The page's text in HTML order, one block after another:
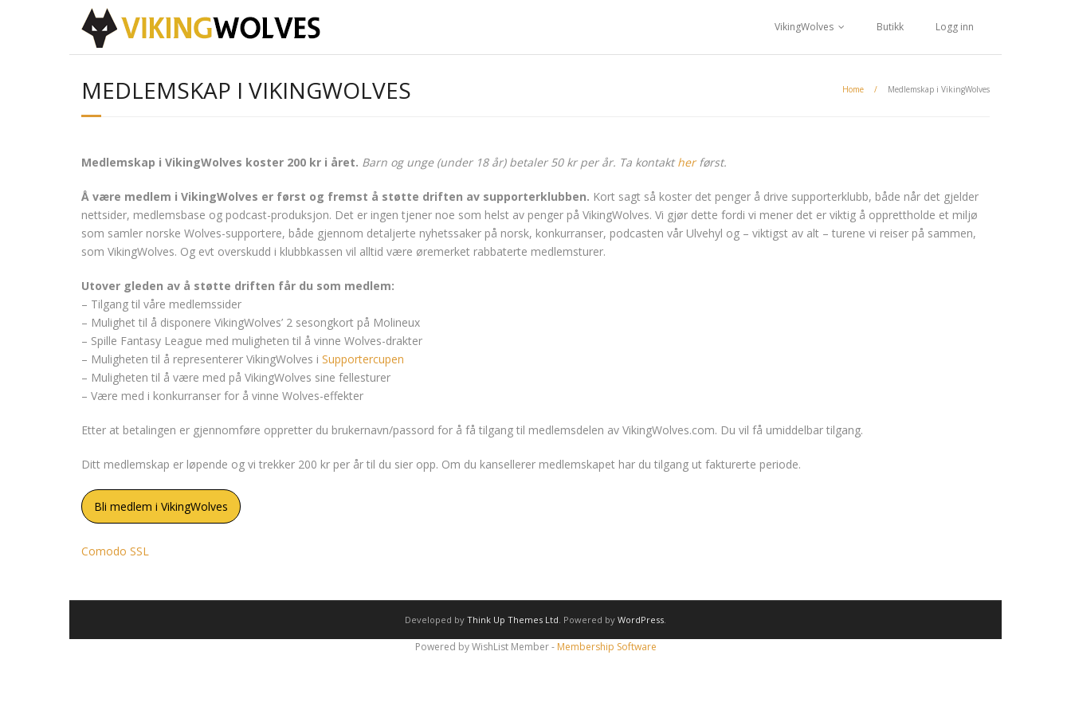
VikingWolves Butikk Logg inn
MEDLEMSKAP I VIKINGWOLVES Home / Medlemskap i VikingWolves
Medlemskap i VikingWolves koster 200 kr i året. Barn og unge (under 18 år) betaler 50 kr per år. Ta kontaktherførst.
Å være medlem i VikingWolves er først og fremst å støtte driften av supporterklubben. Kort sagt så koster det penger å drive supporterklubb, både når det gjelder
nettsider, medlemsbase og podcast-produksjon. Det er ingen tjener noe som helst av penger på VikingWolves. Vi gjør dette fordi vi mener det er viktig å opprettholde et miljø
som samler norske Wolves-supportere, både gjennom detaljerte nyhetssaker på norsk, konkurranser, podcasten vår Ulvehyl og – viktigst av alt – turene vi reiser på sammen,
som VikingWolves. Og evt overskudd i klubbkassen vil alltid være øremerket rabbaterte medlemsturer.
Utover gleden av å støtte driften får du som medlem:
– Tilgang til våre medlemssider
– Mulighet til å disponere VikingWolves’ 2 sesongkort på Molineux
– Spille Fantasy League med muligheten til å vinne Wolves-drakter
– Muligheten til å representerer VikingWolves i Supportercupen
– Muligheten til å være med på VikingWolves sine fellesturer
– Være med i konkurranser for å vinne Wolves-effekter
Etter at betalingen er gjennomføre oppretter du brukernavn/passord for å få tilgang til medlemsdelen av VikingWolves.com. Du vil få umiddelbar tilgang.
Ditt medlemskap er løpende og vi trekker 200 kr per år til du sier opp. Om du kansellerer medlemskapet har du tilgang ut fakturerte periode.
Bli medlem i VikingWolves
Comodo SSL
Developed by Think Up Themes Ltd. Powered by WordPress.
Powered by WishList Member - Membership Software